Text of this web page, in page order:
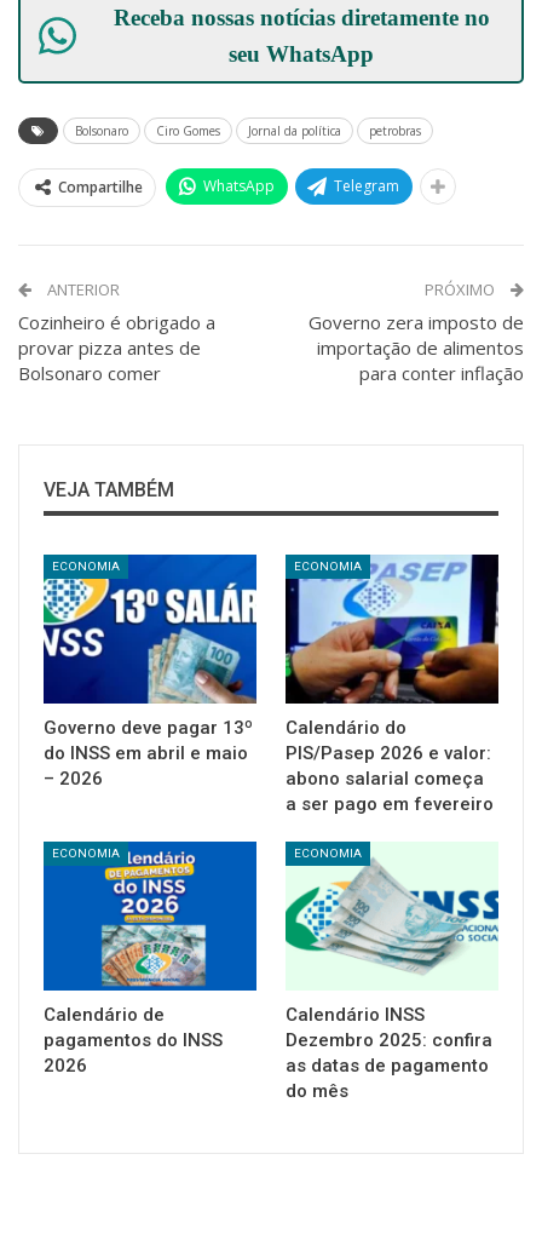
Receba nossas notícias diretamente no
seuWhatsApp
Bolsonaro Ciro Gomes Jornal da política petrobras
Compartilhe WhatsApp Telegram
ANTERIOR
Cozinheiro é obrigado a
provar pizza antes de
Bolsonaro comer
PRÓXIMO
Governo zera imposto de
importação de alimentos
para conter inflação
VEJA TAMBÉM
ECONOMIA
Governo deve pagar 13º
do INSS em abril e maio
– 2026
ECONOMIA
Calendário do
PIS/Pasep 2026 e valor:
abono salarial começa
a ser pago em fevereiro
ECONOMIA
Calendário de
pagamentos do INSS
2026
ECONOMIA
Calendário INSS
Dezembro 2025: confira
as datas de pagamento
do mês